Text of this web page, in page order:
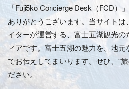
「Fuji5ko Concierge Desk（FCD）
ありがとうございます。当サイトは
イターが運営する、富士五湖観光
ィアです。富士五湖の魅力を、地
でお伝えしてまいります。ぜひ、“
ださい。